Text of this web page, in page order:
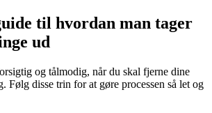
til hvordan man tager
ud
og tålmodig, når du skal fjerne dine
Følg disse trin for at gøre processen så let og